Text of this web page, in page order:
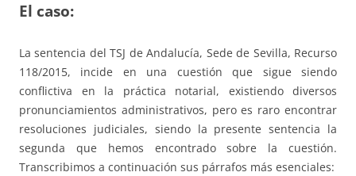
El caso:
La sentencia del TSJ de Andalucía, Sede de Sevilla, Recurso
118/2015, incide en una cuestión que sigue siendo
conflictiva en la práctica notarial, existiendo diversos
pronunciamientos administrativos, pero es raro encontrar
resoluciones judiciales, siendo la presente sentencia la
segunda que hemos encontrado sobre la cuestión.
Transcribimos a continuación sus párrafos más esenciales: